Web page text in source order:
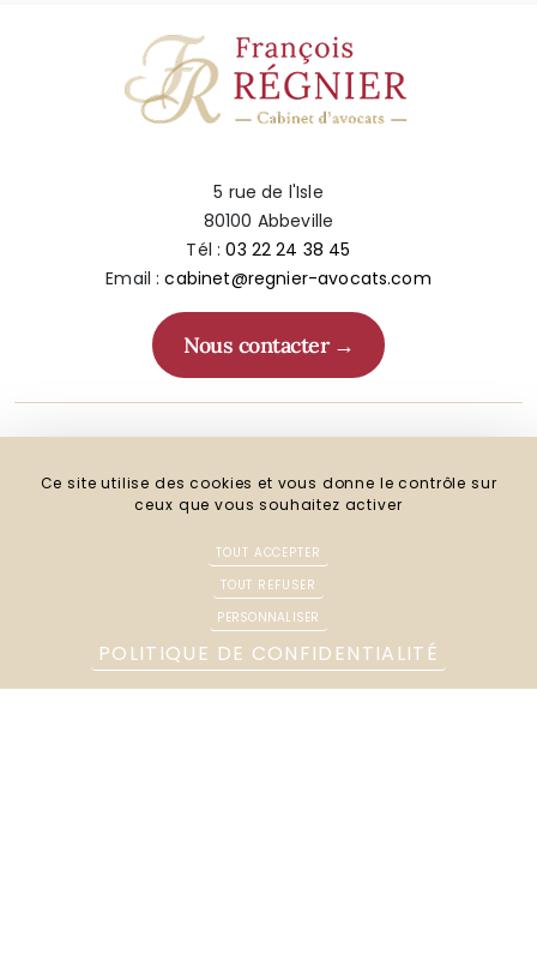
5 rue de l'Isle
80100 Abbeville
Tél :03 22 24 38 45
Email :cabinet@regnier-avocats.com
Nous contacter
Droit de la famille
Autres compétences
Suivez-nous
Ce site utilise des cookies et vous donne le contrôle sur
ceux que vous souhaitez activer
TOUT ACCEPTER
TOUT REFUSER
PERSONNALISER
POLITIQUE DE CONFIDENTIALITÉ